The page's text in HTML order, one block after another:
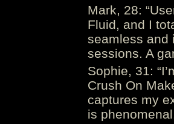
Mark, 28:
Fluid, and I
seamless and
sessions. A
Sophie, 31:
Crush On
captures my
is